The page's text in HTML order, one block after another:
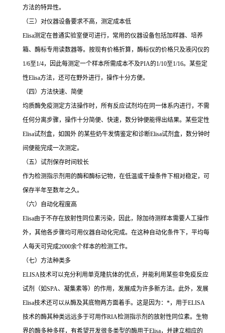
方法的特异性。
（三）对仪器设备要求不高，测定成本低
Elisa测定在普通实验室便可进行，常用的仪器设备包括加样器、培养
箱、酶标专用读数器等。按现有价格折算，酶标仪的价格只及液闪仪的
1/6至1/4，因此每测定一个样本所需成本不及PIA的1/10至1/16。某些定
性Elisa方法，还可在野外进行，操作十分方便。
（四）方法快速、简便
均质酶免疫测定方法操作时，所有反应试剂均在同一体系内进行，不需
任何分离步骤，操作十分简便、快速，数分钟便能得出结果。某些定性
Elisa试剂盒，如国外 的某些奶牛发情鉴定和诊断Elisa试剂盒，数分钟时
间便能完成一次测定。
（五）试剂保存时间较长
作为检测指示剂用的酶和酶标记物，在低温或干燥条件下相对稳定，可
保存半年至数年之久。
（六）自动化程度高
Elisa由于不存在放射性同位素污染，因此，除加待测样本需要人工操作
外，其他各步骤均可用仪器自动化完成。在这种自动化条件下，平均每
人每天可完成2000余个样本的检测工作。
（七）方法种类多
ELISA技术可以充分利用单克隆抗体的优点，并能利用某些非免疫反应
试剂（如SPA、凝集素等）的作用，发展成为许多新方法。此外，发展
Elisa技术还可以从酶及其底物两方面着手。这是因为： *，用于ELISA
技术的酶其种类远远多于可用作RIA检测指示剂的放射性同位素。生物
界的酶多种多样，有希望开发很多类型的酶用于Elisa，并建立相应的